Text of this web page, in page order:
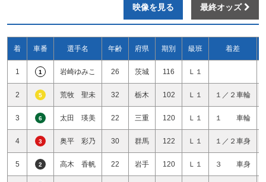
映像を見る 最終オッズ
着 車番 選手名 年齢 府県 期別 級班 着差
1 1 岩崎ゆみこ 26 茨城 116 Ｌ１
2 5 荒牧 聖未 32 栃木 102 Ｌ１ １／２車輪
3 6 太田 瑛美 22 三重 120 Ｌ１ １ 車輪
4 3 奥平 彩乃 30 群馬 122 Ｌ１ １／２車身
5 2 高木 香帆 22 岩手 120 Ｌ１ ３ 車身